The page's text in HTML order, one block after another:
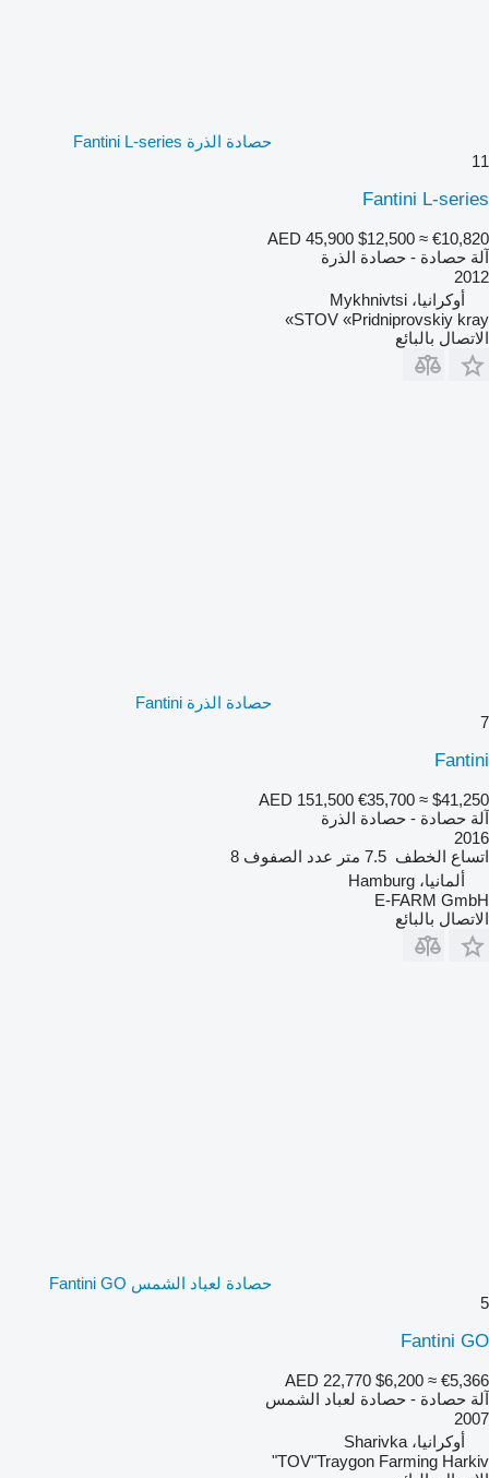
حصادة الذرة Fantini L-series
11
Fantini L-series
AED 45,900 $12,500 ≈ €10,820
آلة حصادة - حصادة الذرة
2012
أوكرانيا، Mykhnivtsi
STOV «Pridniprovskiy kray»
الاتصال بالبائع
حصادة الذرة Fantini
7
Fantini
AED 151,500 €35,700 ≈ $41,250
آلة حصادة - حصادة الذرة
2016
اتساع الخطف 7.5 متر عدد الصفوف 8
ألمانيا، Hamburg
E-FARM GmbH
الاتصال بالبائع
حصادة لعباد الشمس Fantini GO
5
Fantini GO
AED 22,770 $6,200 ≈ €5,366
آلة حصادة - حصادة لعباد الشمس
2007
أوكرانيا، Sharivka
TOV"Traygon Farming Harkiv"